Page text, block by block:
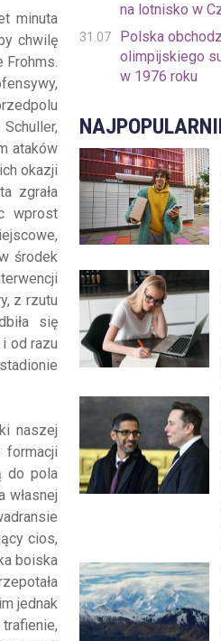
minuta
chwilę
Frohms.
ataków
okazji
zgrała
wprost
środek
z rzutu
się
od razu
naszej
formacji
do pola
własnej
cios,
boiska
jednak
na lotnisko w
31.07
Polska
olimpijskiego
w 1976 roku